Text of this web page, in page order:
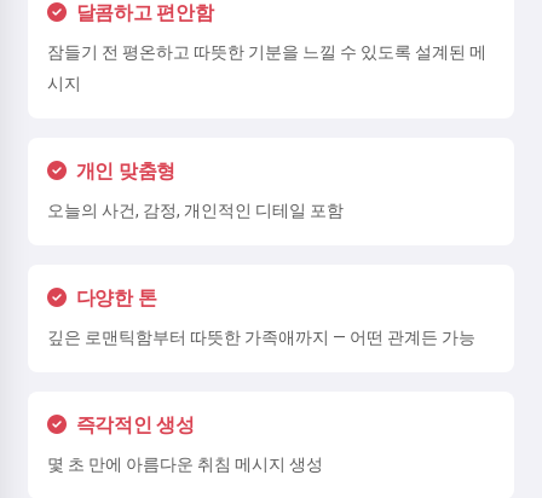
달콤하고 편안함
잠들기 전 평온하고 따뜻한 기분을 느낄 수 있도록 설계된 메
시지
개인 맞춤형
오늘의 사건, 감정, 개인적인 디테일 포함
다양한 톤
깊은 로맨틱함부터 따뜻한 가족애까지 — 어떤 관계든 가능
즉각적인 생성
몇 초 만에 아름다운 취침 메시지 생성